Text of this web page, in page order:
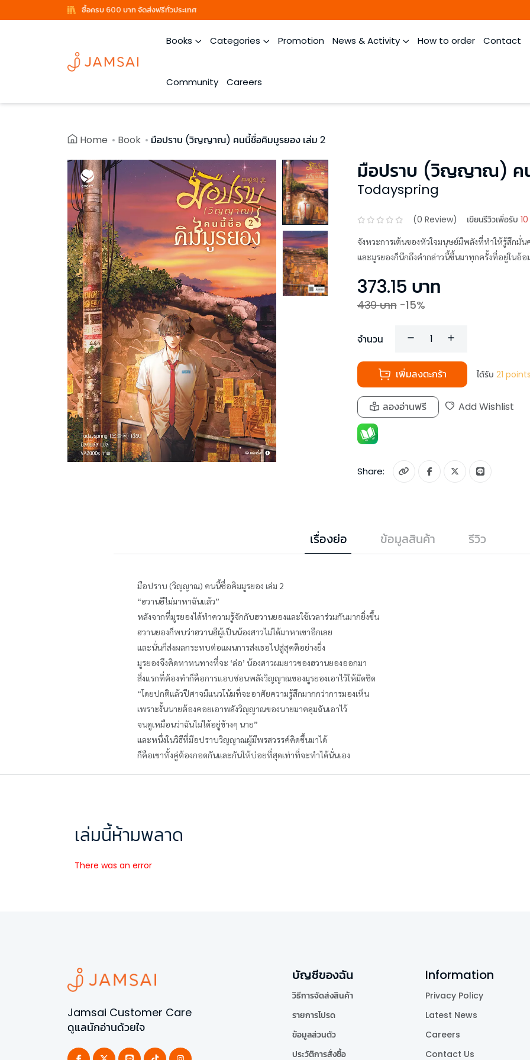
ซื้อครบ 600 บาท จัดส่งฟรีทั่วประเทศ
Books Categories Promotion News & Activity How to order Contact
Community Careers
Home Book มือปราบ (วิญญาณ) คนนี้ชื่อคิมมูรยอง เล่ม 2
มือปราบ (วิญญาณ) ค
Todayspring
(0 Review) เขียนรีวิวเพื่อรับ
จังหวะการเต้นของหัวใจมนุษย์มีพลังที่ทำให้รู้สึกมั่น
และมูรยองก็นึกถึงคำกล่าวนี้ขึ้นมาทุกครั้งที่อยู่ในอ้อ
373.15 บาท
439บาท -15%
จำนวน
เพิ่มลงตะกร้า ได้รับ 21 points
ลองอ่านฟรี Add Wishlist
Share:
เรื่องย่อ ข้อมูลสินค้า รีวิว
มือปราบ (วิญญาณ) คนนี้ชื่อคิมมูรยอง เล่ม 2
“ฮวานฮีไม่มาหาฉันแล้ว”
หลังจากที่มูรยองได้ทำความรู้จักกับฮวานยองและใช้เวลาร่วมกันมากยิ่งขึ้น
ฮวานยองก็พบว่าฮวานฮีผู้เป็นน้องสาวไม่ได้มาหาเขาอีกเลย
และนั่นก็ส่งผลกระทบต่อแผนการส่งเธอไปสู่สุคติอย่างยิ่ง
มูรยองจึงคิดหาหนทางที่จะ ‘ล่อ’ น้องสาวผมยาวของฮวานยองออกมา
สิ่งแรกที่ต้องทำก็คือการแอบซ่อนพลังวิญญาณของมูรยองเอาไว้ให้มิดชิด
“โดยปกติแล้วปีศาจมีแนวโน้มที่จะอาศัยความรู้สึกมากกว่าการมองเห็น
เพราะงั้นนายต้องคอยเอาพลังวิญญาณของนายมาคลุมฉันเอาไว้
จนดูเหมือนว่าฉันไม่ได้อยู่ข้างๆ นาย”
และหนึ่งในวิธีที่มือปราบวิญญาณผู้มีพรสวรรค์คิดขึ้นมาได้
ก็คือเขาทั้งคู่ต้องกอดกันและกันให้บ่อยที่สุดเท่าที่จะทำได้นั่นเอง
เล่มนี้ห้ามพลาด
There was an error
Jamsai Customer Care
ดูแลนักอ่านด้วยใจ
บัญชีของฉัน
วิธีการจัดส่งสินค้า
รายการโปรด
ข้อมูลส่วนตัว
ประวัติการสั่งซื้อ
Information
Privacy Policy
Latest News
Careers
Contact Us